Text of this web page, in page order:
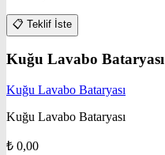
📋 Teklif İste
Kuğu Lavabo Bataryası
Kuğu Lavabo Bataryası
Kuğu Lavabo Bataryası
₺ 0,00